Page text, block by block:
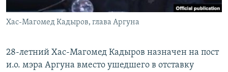
Все сайты РСЕ/РС
Хас-Магомед Кадыров, глава Аргуна
28-летний Хас-Магомед Кадыров назначен на пост
и.о. мэра Аргуна вместо ушедшего в отставку